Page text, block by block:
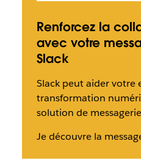
Renforcez la
avec votre
Slack
Slack peut aider votre
transformation
solution de
Je découvre la